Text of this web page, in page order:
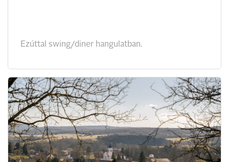
Ezúttal swing/diner hangulatban.